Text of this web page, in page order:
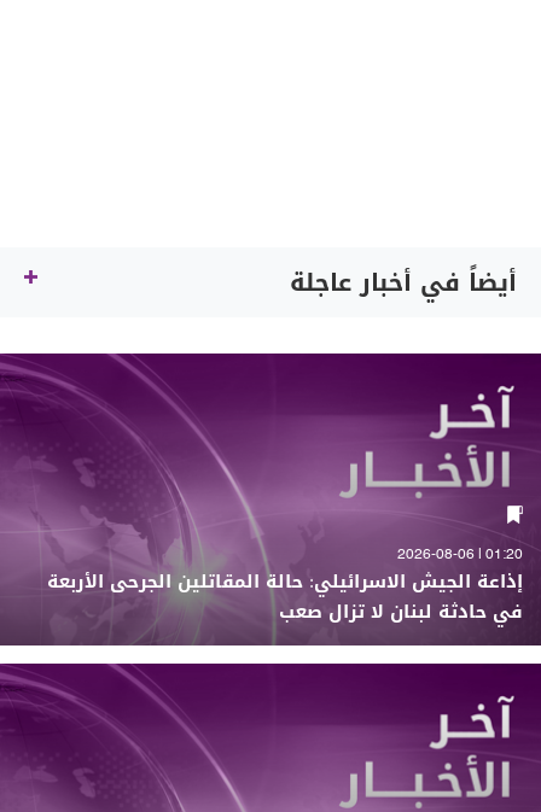
أيضاً في أخبار عاجلة
01:20 | 2026-08-06
إذاعة الجيش الاسرائيلي: حالة المقاتلين الجرحى الأربعة
في حادثة لبنان لا تزال صعب